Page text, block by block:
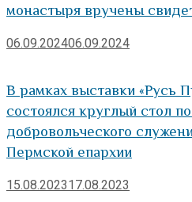
монастыря вручены
06.09.202406.09.2024
В рамках выставки «Русь
состоялся круглый стол
добровольческого
Пермской епархии
15.08.202317.08.2023